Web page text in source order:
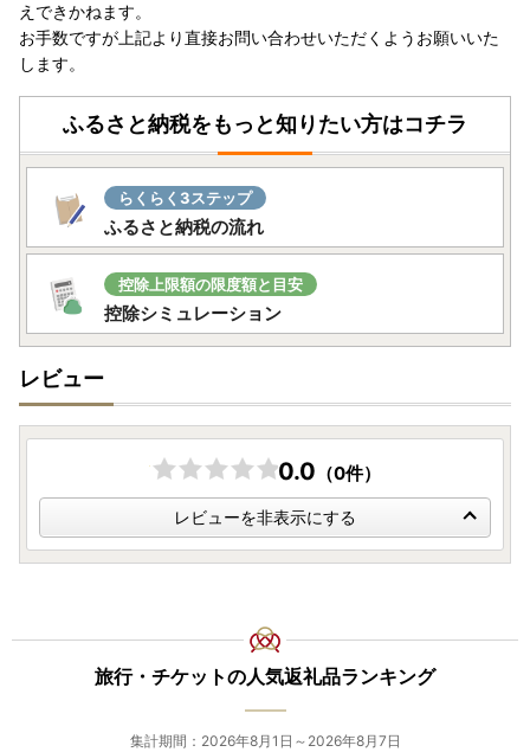
えできかねます。
お手数ですが上記より直接お問い合わせいただくようお願いいた
します。
ふるさと納税をもっと知りたい方はコチラ
らくらく3ステップ
ふるさと納税の流れ
控除上限額の限度額と目安
控除シミュレーション
レビュー
0.0 （0件）
レビューを非表示にする
旅行・チケットの人気返礼品ランキング
集計期間：2026年8月1日～2026年8月7日